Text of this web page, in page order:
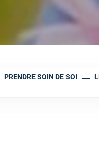
PRENDRE SOIN DE SOI